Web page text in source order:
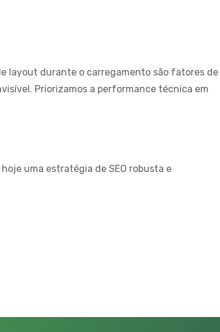
layout durante o carregamento são fatores de
Priorizamos a performance técnica em
uma estratégia de SEO robusta e